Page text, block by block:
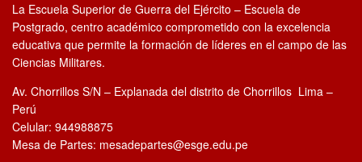
La Escuela Superior de Guerra del Ejército – Escuela de
Postgrado, centro académico comprometido con la excelencia
educativa que permite la formación de líderes en el campo de las
Ciencias Militares.
Av. Chorrillos S/N – Explanada del distrito de Chorrillos Lima –
Perú
Celular: 944988875
Mesa de Partes: mesadepartes@esge.edu.pe